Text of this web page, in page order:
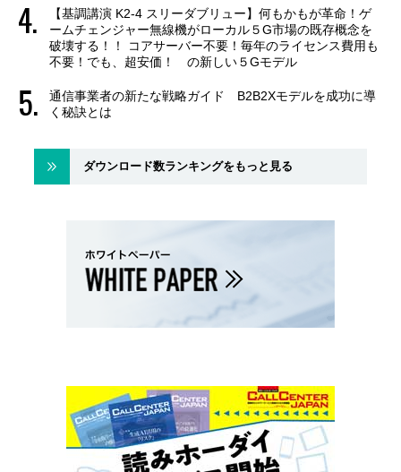
【基調講演 K2-4 スリーダブリュー】何もかもが革命！ゲ
ームチェンジャー無線機がローカル５G市場の既存概念を
破壊する！！ コアサーバー不要！毎年のライセンス費用も
不要！でも、超安価！ の新しい５Gモデル
通信事業者の新たな戦略ガイド B2B2Xモデルを成功に導
く秘訣とは
ダウンロード数ランキングをもっと見る